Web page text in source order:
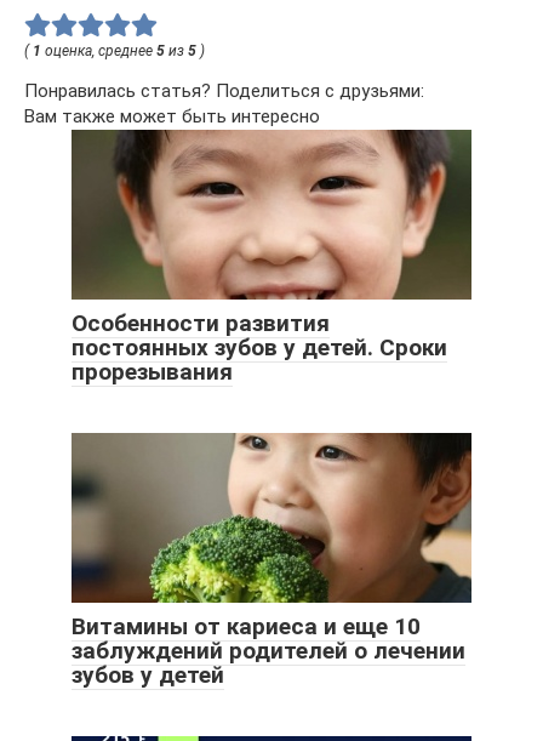
( 1 оценка, среднее 5 из 5 )
Понравилась статья? Поделиться с друзьями:
Вам также может быть интересно
Особенности развития
постоянных зубов у детей. Сроки
прорезывания
Витамины от кариеса и еще 10
заблуждений родителей о лечении
зубов у детей